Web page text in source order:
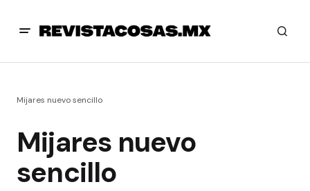
Mijares nuevo sencillo
Mijares nuevo
sencillo